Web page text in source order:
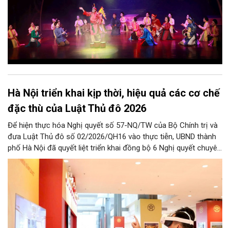
Hà Nội triển khai kịp thời, hiệu quả các cơ chế
đặc thù của Luật Thủ đô 2026
Để hiện thực hóa Nghị quyết số 57-NQ/TW của Bộ Chính trị và
đưa Luật Thủ đô số 02/2026/QH16 vào thực tiễn, UBND thành
phố Hà Nội đã quyết liệt triển khai đồng bộ 6 Nghị quyết chuyên
đề của HĐND Thành phố. Đợt triển khai này đề ra khung chính
sách cùng hệ thống giải pháp toàn diện nhằm cụ thể hóa các
cơ chế đặc thù, tạo động lực bứt phá cho phát triển khoa học,
công nghệ, đổi mới sáng tạo và chuyển đổi số trên địa bàn Thủ
đô.